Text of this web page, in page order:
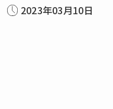
2023年03月10日